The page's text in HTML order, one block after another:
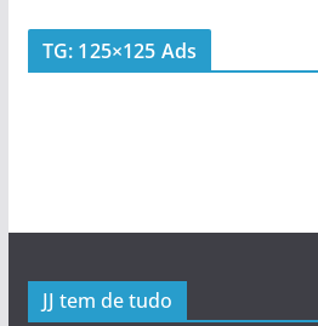
TG: 125×125 Ads
JJ tem de tudo